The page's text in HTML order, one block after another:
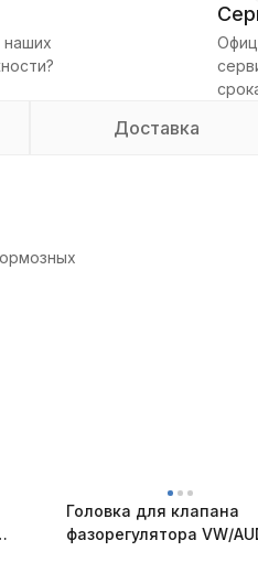
наших
Доставка
Головка для клапана
фазорегулятора VW/